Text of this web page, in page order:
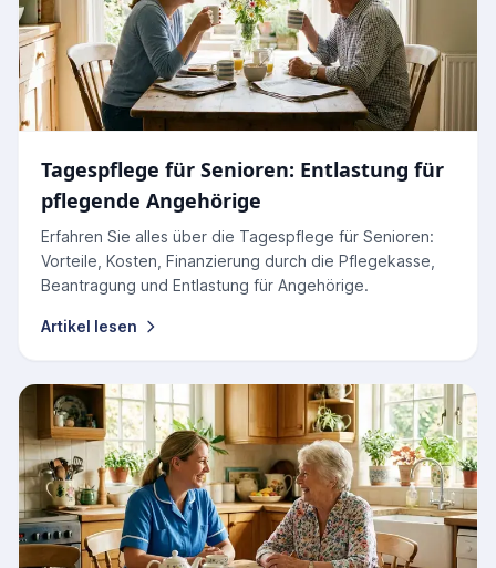
Tagespflege für Senioren: Entlastung für
pflegende Angehörige
Erfahren Sie alles über die Tagespflege für Senioren:
Vorteile, Kosten, Finanzierung durch die Pflegekasse,
Beantragung und Entlastung für Angehörige.
Artikel lesen